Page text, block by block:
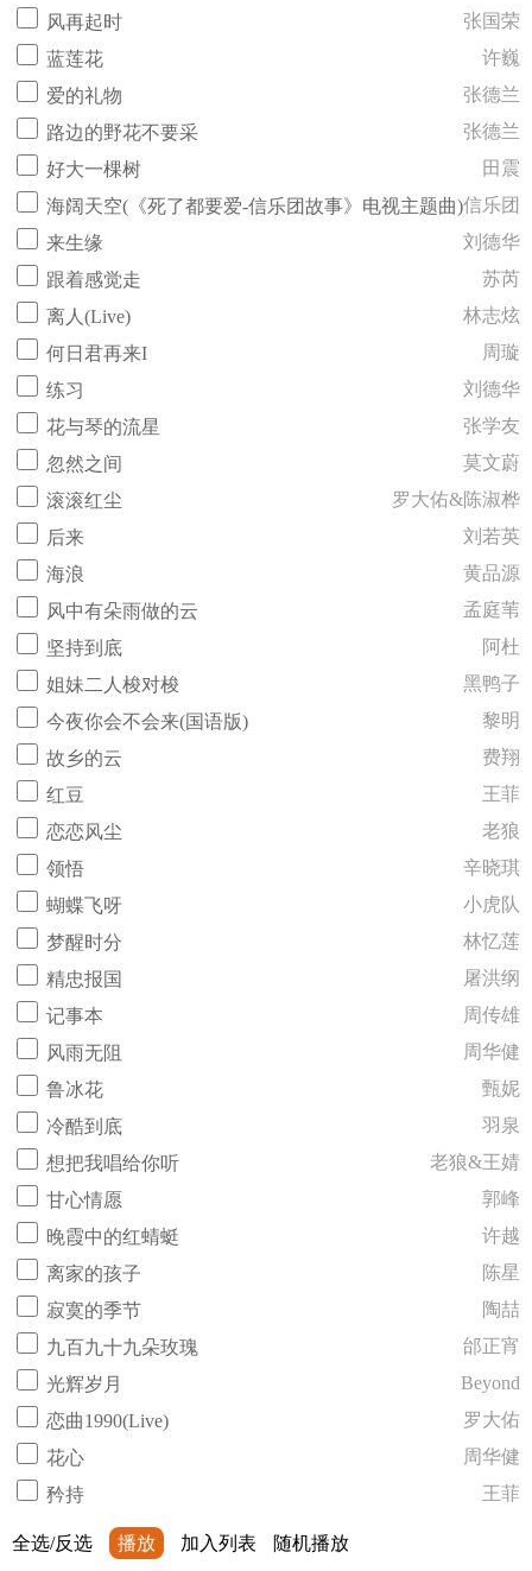
风再起时
张国荣
蓝莲花
许巍
爱的礼物
张德兰
路边的野花不要采
张德兰
好大一棵树
田震
海阔天空(《死了都要爱-信乐团故事》电视主题曲)信乐团
来生缘
刘德华
跟着感觉走
苏芮
离人(Live)
林志炫
何日君再来I
周璇
练习
刘德华
花与琴的流星
张学友
忽然之间
莫文蔚
滚滚红尘
罗大佑&陈淑桦
后来
刘若英
海浪
黄品源
风中有朵雨做的云
孟庭苇
坚持到底
阿杜
姐妹二人梭对梭
黑鸭子
今夜你会不会来(国语版)
黎明
故乡的云
费翔
红豆
王菲
恋恋风尘
老狼
领悟
辛晓琪
蝴蝶飞呀
小虎队
梦醒时分
林忆莲
精忠报国
屠洪纲
记事本
周传雄
风雨无阻
周华健
鲁冰花
甄妮
冷酷到底
羽泉
想把我唱给你听
老狼&王婧
甘心情愿
郭峰
晚霞中的红蜻蜓
许越
离家的孩子
陈星
寂寞的季节
陶喆
九百九十九朵玫瑰
邰正宵
光辉岁月
Beyond
恋曲1990(Live)
罗大佑
花心
周华健
矜持
王菲
全选/反选 播放 加入列表 随机播放